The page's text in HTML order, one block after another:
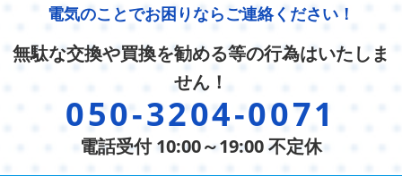
電気のことでお困りならご連絡ください！
無駄な交換や買換を勧める等の行為はいたしま
せん！
050-3204-0071
電話受付 10:00～19:00 不定休